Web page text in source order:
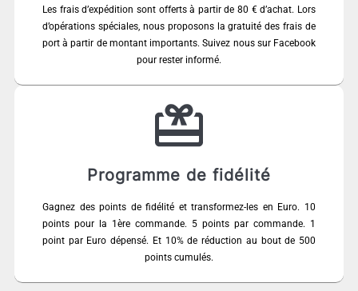
Les frais d’expédition sont offerts à partir de 80 € d’achat. Lors
d’opérations spéciales, nous proposons la gratuité des frais de
port à partir de montant importants. Suivez nous sur Facebook
pour rester informé.
Programme de fidélité
Gagnez des points de fidélité et transformez-les en Euro. 10
points pour la 1ère commande. 5 points par commande. 1
point par Euro dépensé. Et 10% de réduction au bout de 500
points cumulés.